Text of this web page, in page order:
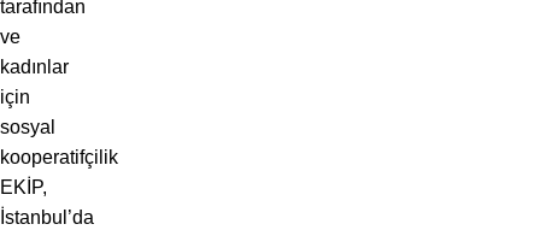
tarafından
ve
kadınlar
için
sosyal
kooperatifçilik
EKİP,
İstanbul’da